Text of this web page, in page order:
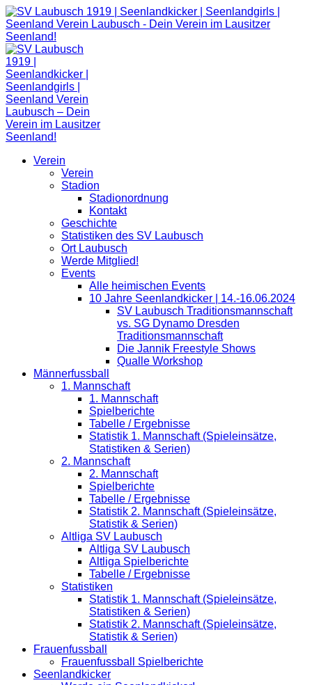
Zum
Inhalt
springen
Verein
Verein
Stadion
Stadionordnung
Kontakt
Geschichte
Statistiken des SV Laubusch
Ort Laubusch
Werde Mitglied!
Events
Alle heimischen Events
10 Jahre Seenlandkicker | 14.-16.06.2024
SV Laubusch Traditionsmannschaft
vs. SG Dynamo Dresden
Traditionsmannschaft
Die Jannik Freestyle Shows
Qualle Workshop
Männerfussball
1. Mannschaft
1. Mannschaft
Spielberichte
Tabelle / Ergebnisse
Statistik 1. Mannschaft (Spieleinsätze,
Statistiken & Serien)
2. Mannschaft
2. Mannschaft
Spielberichte
Tabelle / Ergebnisse
Statistik 2. Mannschaft (Spieleinsätze,
Statistik & Serien)
Altliga SV Laubusch
Altliga SV Laubusch
Altliga Spielberichte
Tabelle / Ergebnisse
Statistiken
Statistik 1. Mannschaft (Spieleinsätze,
Statistiken & Serien)
Statistik 2. Mannschaft (Spieleinsätze,
Statistik & Serien)
Frauenfussball
Frauenfussball Spielberichte
Seenlandkicker